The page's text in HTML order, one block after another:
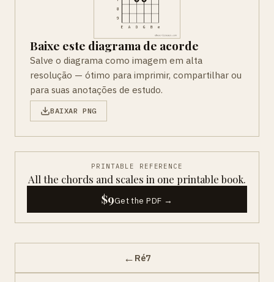
Baixe este diagrama de acorde
Salve o diagrama como imagem em alta
resolução — ótimo para imprimir, compartilhar ou
para suas anotações de estudo.
BAIXAR PNG
PRINTABLE REFERENCE
All the chords and scales in one printable book.
$9Get the PDF →
← Ré7